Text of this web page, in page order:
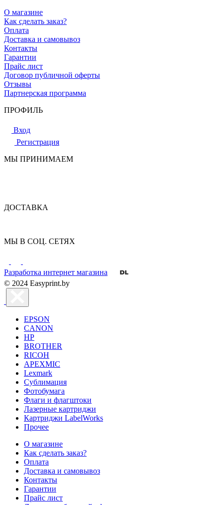
О магазине
Как сделать заказ?
Оплата
Доставка и самовывоз
Контакты
Гарантии
Прайс лист
Договор публичной оферты
Отзывы
Партнерская программа
ПРОФИЛЬ
Вход
Регистрация
МЫ ПРИНИМАЕМ
ДОСТАВКА
МЫ В СОЦ. СЕТЯХ
Разработка интернет магазина
© 2024 Easyprint.by
EPSON
CANON
HP
BROTHER
RICOH
APEXMIC
Lexmark
Сублимация
Фотобумага
Флаги и флагштоки
Лазерные картриджи
Картриджи LabelWorks
Прочее
О магазине
Как сделать заказ?
Оплата
Доставка и самовывоз
Контакты
Гарантии
Прайс лист